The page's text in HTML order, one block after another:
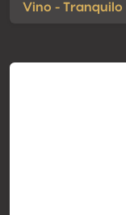
Vino - Tranquilo